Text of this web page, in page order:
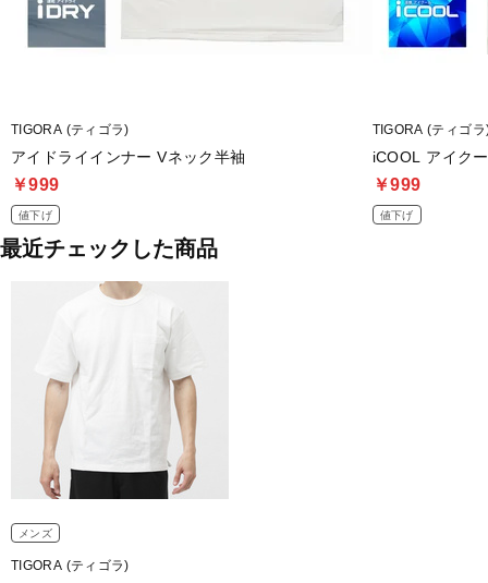
TIGORA (ティゴラ)
アイドライインナー Vネック半袖
￥999
値下げ
TIGORA (ティゴ
iCOOL アイク
￥999
値下げ
最近チェックした商品
メンズ
TIGORA (ティゴラ)